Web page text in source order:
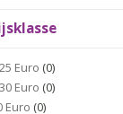
Euro (0)
Euro (0)
Euro (0)